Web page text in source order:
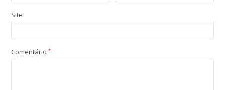
Site
Comentário*